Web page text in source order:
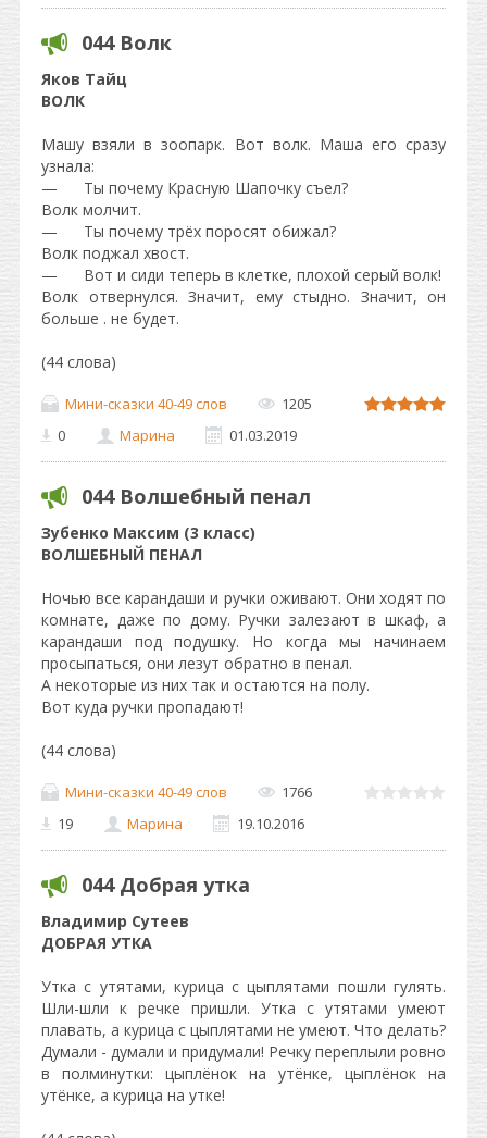
044 Волк
Яков Тайц
ВОЛК
Машу взяли в зоопарк. Вот волк. Маша его сразу
узнала:
— Ты почему Красную Шапочку съел?
Волк молчит.
— Ты почему трёх поросят обижал?
Волк поджал хвост.
— Вот и сиди теперь в клетке, плохой серый волк!
Волк отвернулся. Значит, ему стыдно. Значит, он
больше . не будет.
(44 слова)
Мини-сказки 40-49 слов
1205
0
Марина 01.03.2019
044 Волшебный пенал
Зубенко Максим (3 класс)
ВОЛШЕБНЫЙ ПЕНАЛ
Ночью все карандаши и ручки оживают. Они ходят по
комнате, даже по дому. Ручки залезают в шкаф, а
карандаши под подушку. Но когда мы начинаем
просыпаться, они лезут обратно в пенал.
А некоторые из них так и остаются на полу.
Вот куда ручки пропадают!
(44 слова)
Мини-сказки 40-49 слов
1766
19
Марина 19.10.2016
044 Добрая утка
Владимир Сутеев
ДОБРАЯ УТКА
Утка с утятами, курица с цыплятами пошли гулять.
Шли-шли к речке пришли. Утка с утятами умеют
плавать, а курица с цыплятами не умеют. Что делать?
Думали - думали и придумали! Речку переплыли ровно
в полминутки: цыплёнок на утёнке, цыплёнок на
утёнке, а курица на утке!